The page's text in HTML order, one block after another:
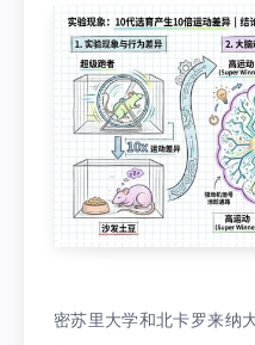
密苏里大学和北卡罗来纳